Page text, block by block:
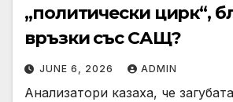
„политически цирк“,
връзки със САЩ?
JUNE 6, 2026 ADMIN
Анализатори казаха, че